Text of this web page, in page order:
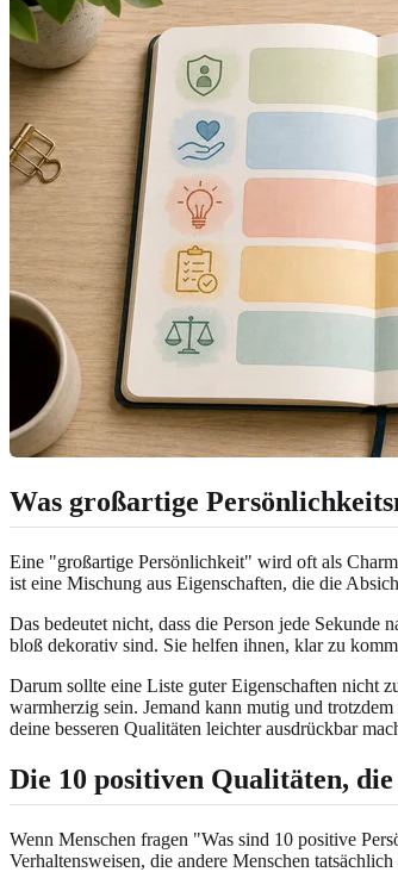
Was großartige
Eine "großartige Persönlichkeit" wird oft als
ist eine Mischung aus Eigenschaften, die die
Das bedeutet nicht, dass die Person jede
bloß dekorativ sind. Sie helfen ihnen, klar zu
Darum sollte eine Liste guter Eigenschaften nicht
warmherzig sein. Jemand kann mutig und
deine besseren Qualitäten leichter ausdrückbar
Die 10 positiven Qualitäten,
Wenn Menschen fragen "Was sind 10 positive
Verhaltensweisen, die andere Menschen